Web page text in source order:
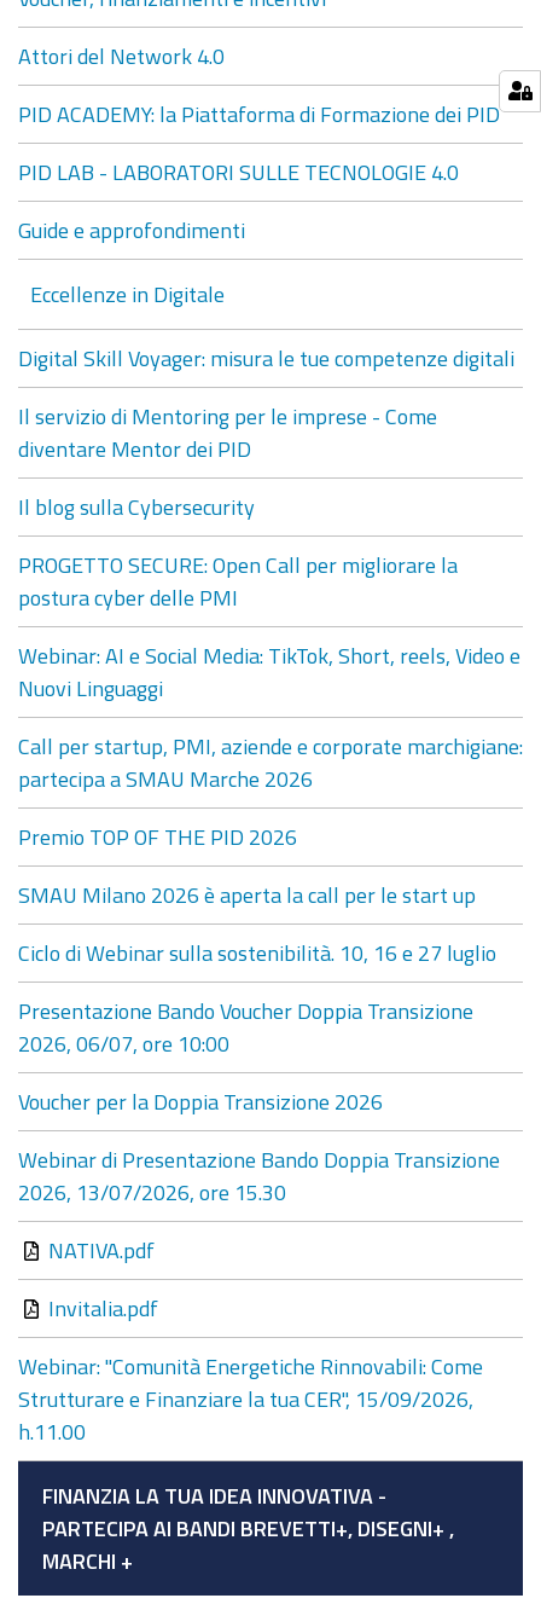
Attori del Network 4.0
PID ACADEMY: la Piattaforma di Formazione dei PID
PID LAB - LABORATORI SULLE TECNOLOGIE 4.0
Guide e approfondimenti
Eccellenze in Digitale
Digital Skill Voyager: misura le tue competenze digitali
Il servizio di Mentoring per le imprese - Come
diventare Mentor dei PID
Il blog sulla Cybersecurity
PROGETTO SECURE: Open Call per migliorare la
postura cyber delle PMI
Webinar: AI e Social Media: TikTok, Short, reels, Video e
Nuovi Linguaggi
Call per startup, PMI, aziende e corporate marchigiane:
partecipa a SMAU Marche 2026
Premio TOP OF THE PID 2026
SMAU Milano 2026 è aperta la call per le start up
Ciclo di Webinar sulla sostenibilità. 10, 16 e 27 luglio
Presentazione Bando Voucher Doppia Transizione
2026, 06/07, ore 10:00
Voucher per la Doppia Transizione 2026
Webinar di Presentazione Bando Doppia Transizione
2026, 13/07/2026, ore 15.30
NATIVA.pdf
Invitalia.pdf
Webinar: "Comunità Energetiche Rinnovabili: Come
Strutturare e Finanziare la tua CER", 15/09/2026,
h.11.00
FINANZIA LA TUA IDEA INNOVATIVA -
PARTECIPA AI BANDI BREVETTI+, DISEGNI+ ,
MARCHI +